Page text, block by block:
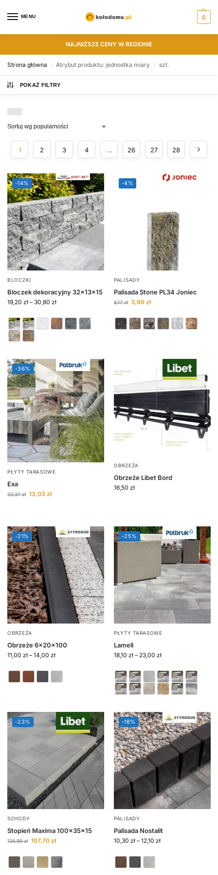
MENU 0
NAJNIŻSZE CENY W REGIONIE
Strona główna / Atrybut produktu: jednostka miary / szt.
POKAŻ FILTRY
1 2 3 4 … 26 27 28
-14%
BLOCZKI
Bloczek dekoracyjny 32x13x15
19,20 zł – 30,80 zł
-4%
PALISADY
Palisada Stone PL34 Joniec
6,17zł 5,90 zł
-36%
PŁYTY TARASOWE
Exa
20,37zł 13,03 zł
OBRZEŻA
Obrzeże Libet Bord
16,50 zł
-21%
OBRZEŻA
Obrzeże 6x20x100
11,00 zł – 14,00 zł
-25%
PŁYTY TARASOWE
Lamell
18,10 zł – 23,00 zł
-23%
SCHODY
Stopień Maxima 100x35x15
138,99zł 107,70 zł
-18%
PALISADY
Palisada Nostalit
10,30 zł – 12,10 zł